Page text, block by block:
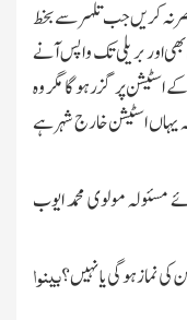
نہ کریں جب تلہر سے بخط
بھی اور بریلی تك واپس آنے
اسٹیشن پر گزرہو گا مگر وہ
یہاں اسٹیشن خارج شہر ہے
مسئولہ مولوی محمد ایوب
نماز ہوگی یا نہیں ؟بینوا